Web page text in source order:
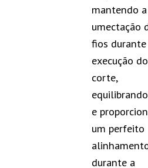
mantendo a
umectação
fios
execução do
corte,
e
um perfeito
durante a